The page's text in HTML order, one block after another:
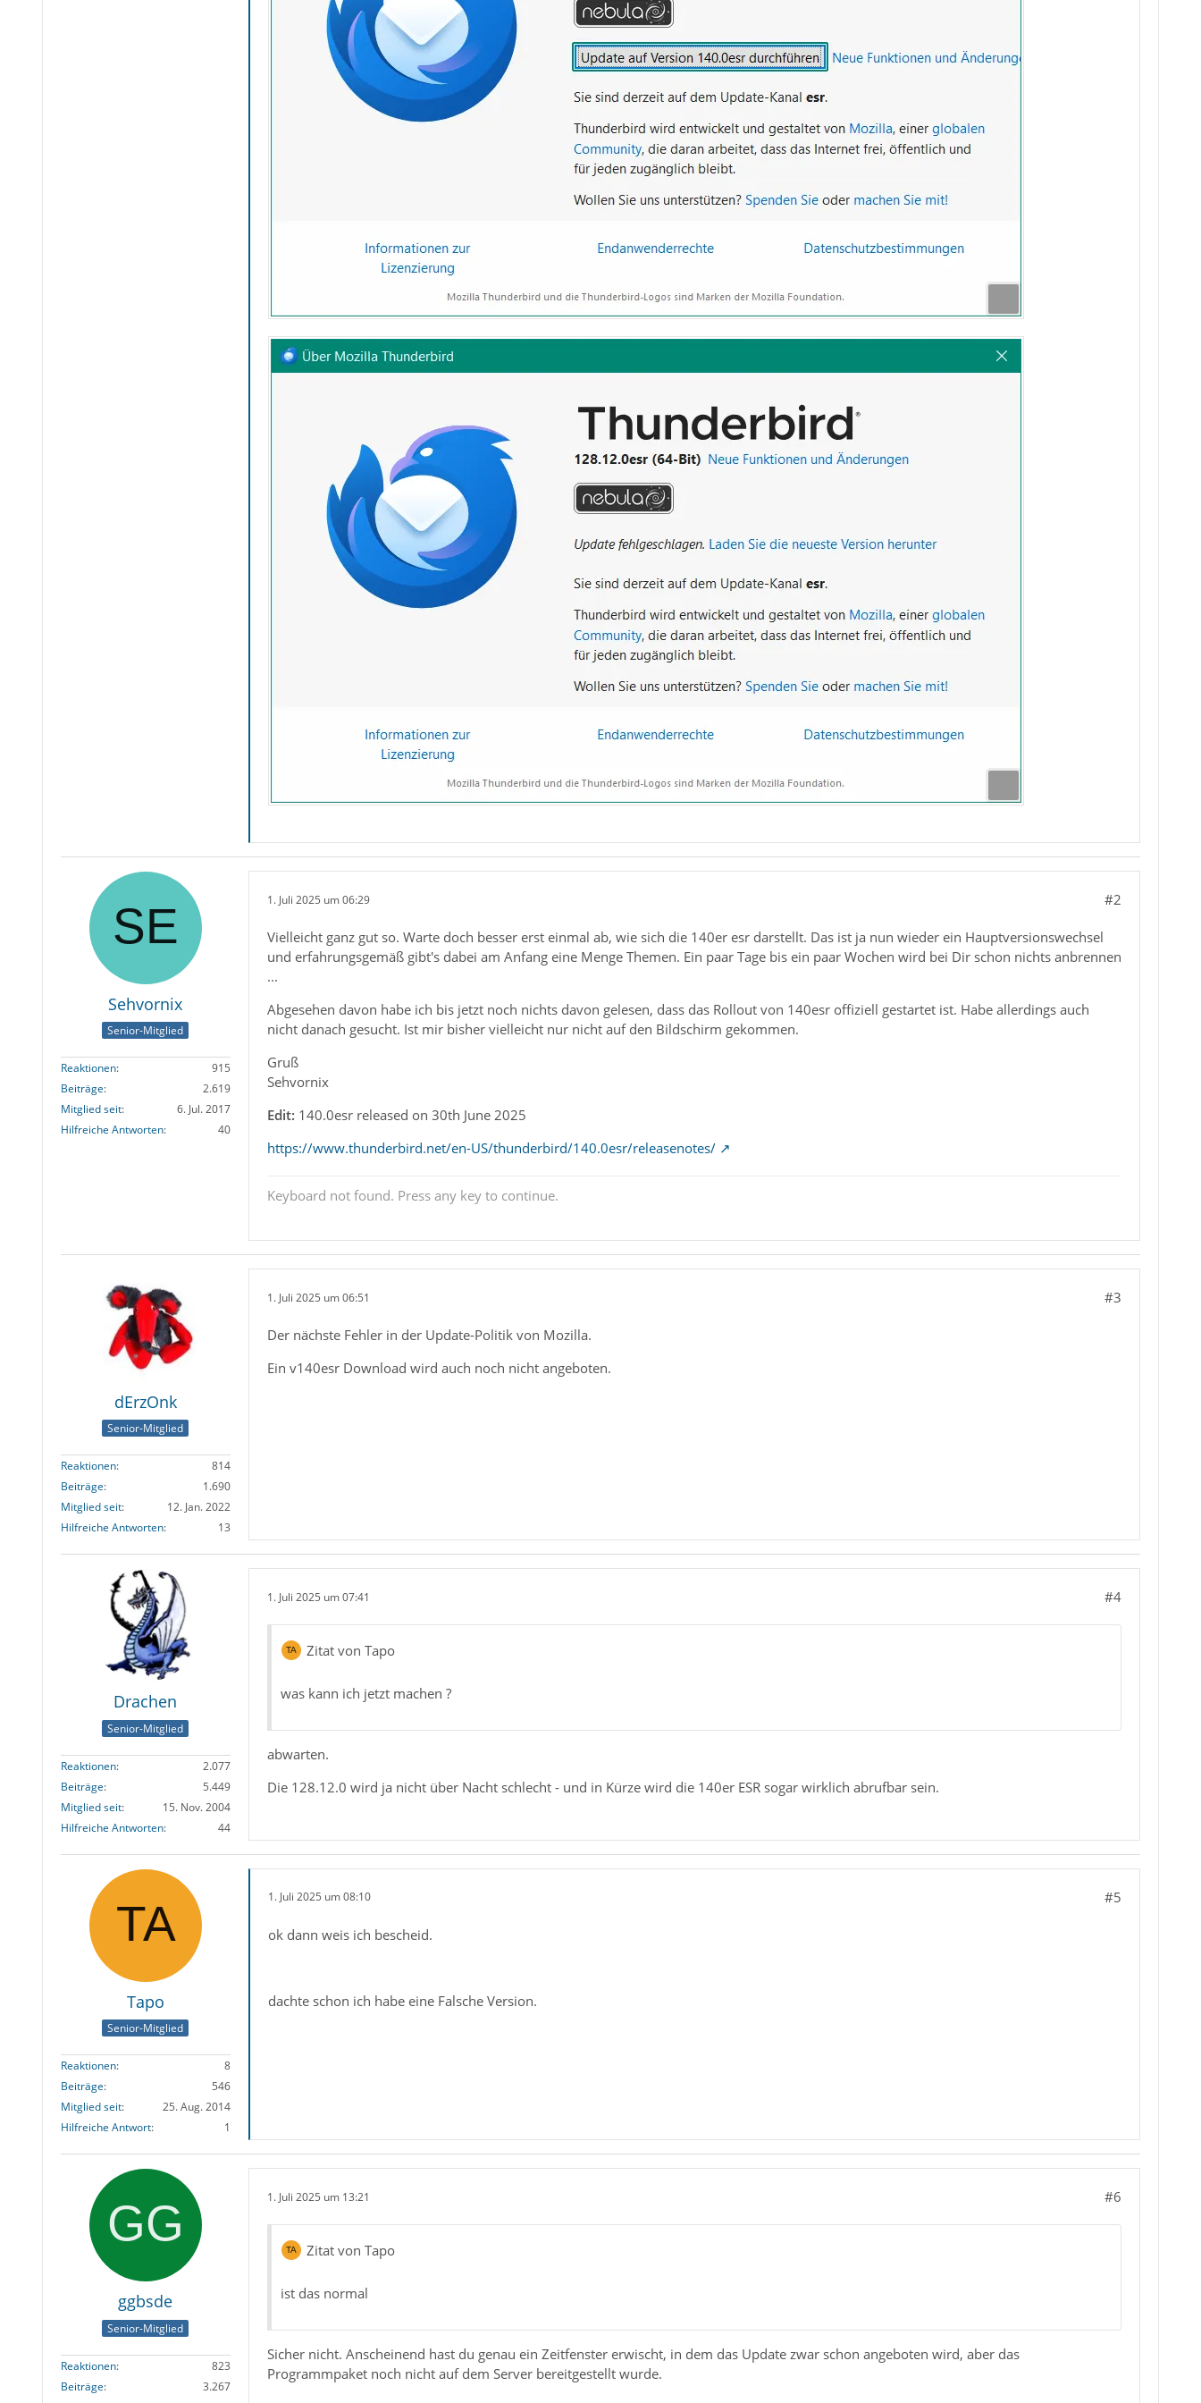
Sehvornix
Senior-Mitglied
Reaktionen
915
Beiträge
2.619
Mitglied seit
6. Jul. 2017
Hilfreiche Antworten
40
1. Juli 2025 um 06:29 #2
Vielleicht ganz gut so. Warte doch besser erst einmal ab, wie sich die 140er esr darstellt. Das ist ja nun wieder ein Hauptversionswechsel
und erfahrungsgemäß gibt's dabei am Anfang eine Menge Themen. Ein paar Tage bis ein paar Wochen wird bei Dir schon nichts anbrennen
...
Abgesehen davon habe ich bis jetzt noch nichts davon gelesen, dass das Rollout von 140esr offiziell gestartet ist. Habe allerdings auch
nicht danach gesucht. Ist mir bisher vielleicht nur nicht auf den Bildschirm gekommen.
Gruß
Sehvornix
Edit: 140.0esr released on 30th June 2025
https://www.thunderbird.net/en-US/thunderbird/140.0esr/releasenotes/
Keyboard not found. Press any key to continue.
dErzOnk
Senior-Mitglied
Reaktionen
814
Beiträge
1.690
Mitglied seit
12. Jan. 2022
Hilfreiche Antworten
13
1. Juli 2025 um 06:51 #3
Der nächste Fehler in der Update-Politik von Mozilla.
Ein v140esr Download wird auch noch nicht angeboten.
Drachen
Senior-Mitglied
Reaktionen
2.077
Beiträge
5.449
Mitglied seit
15. Nov. 2004
Hilfreiche Antworten
44
1. Juli 2025 um 07:41 #4
Zitat von Tapo
was kann ich jetzt machen ?
abwarten.
Die 128.12.0 wird ja nicht über Nacht schlecht - und in Kürze wird die 140er ESR sogar wirklich abrufbar sein.
Tapo
Senior-Mitglied
Reaktionen
8
Beiträge
546
Mitglied seit
25. Aug. 2014
Hilfreiche Antwort
1
1. Juli 2025 um 08:10 #5
ok dann weis ich bescheid.
dachte schon ich habe eine Falsche Version.
ggbsde
Senior-Mitglied
Reaktionen
823
Beiträge
3.267
1. Juli 2025 um 13:21 #6
Zitat von Tapo
ist das normal
Sicher nicht. Anscheinend hast du genau ein Zeitfenster erwischt, in dem das Update zwar schon angeboten wird, aber das
Programmpaket noch nicht auf dem Server bereitgestellt wurde.